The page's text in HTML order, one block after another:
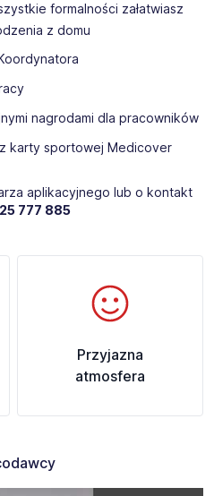
formalności załatwiasz
z domu
nagrodami dla pracowników
karty sportowej Medicover
aplikacyjnego lub o kontakt
777 885
Przyjazna
atmosfera